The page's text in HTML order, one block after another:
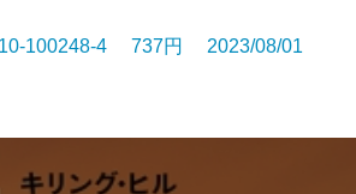
100248-4 737円 2023/08/01